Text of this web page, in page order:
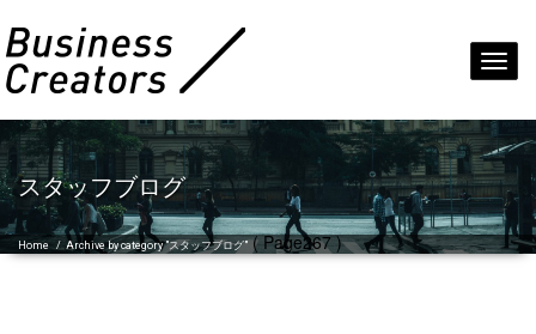
スタッフブログ
Home /Archive by category "スタッフブログ"( Page267 )